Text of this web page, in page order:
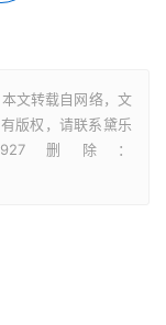
文转载自网络，文
版权，请联系黛乐
删除：